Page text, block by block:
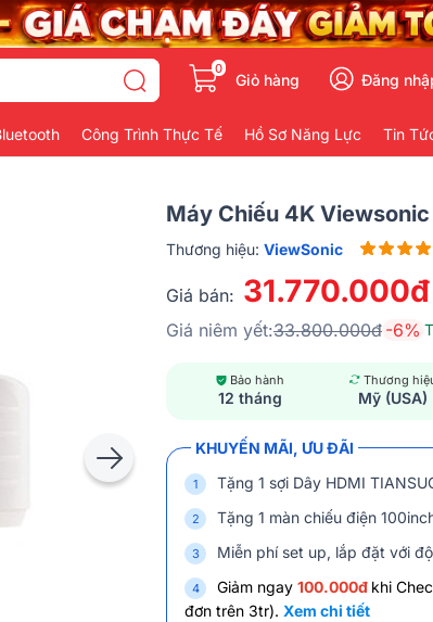
0
Giỏ hàng Đăng
Công Trình Thực Tế Hồ Sơ Năng Lực Tin
Máy Chiếu 4K
Thương hiệu: ViewSonic
Giá bán: 31.770.000đ
Giá niêm yết:33.800.000đ -6%
Bảo hành
12 tháng
Thương
Mỹ (USA)
KHUYẾN MÃI, ƯU ĐÃI
Tặng 1 sợi Dây HDMI
Tặng 1 màn chiếu điện
Miễn phí set up, lắp đặt với
Giảm ngay 100.000đ khi
đơn trên 3tr). Xem chi tiết